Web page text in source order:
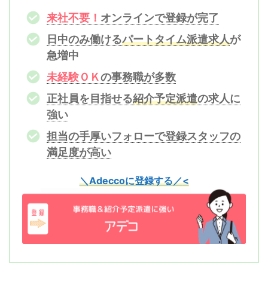
来社不要！ オンラインで登録が完了
日中のみ働けるパートタイム派遣求人が
急増中
未経験ＯＫの事務職が多数
正社員を目指せる紹介予定派遣の求人に
強い
担当の手厚いフォローで登録スタッフの
満足度が高い
＼Adeccoに登録する／<